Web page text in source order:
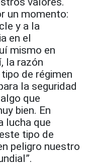
un momento:
y a la
en el
mismo en
la razón
de régimen
la seguridad
que
bien. En
lucha que
tipo de
peligro nuestro